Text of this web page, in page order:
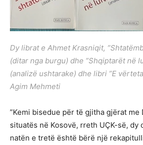
Dy librat e Ahmet Krasniqit,
(ditar nga burgu) dhe ”Shqiptarët në
(analizë ushtarake) dhe libri ”E
Agim Mehmeti
”Kemi bisedue për të gjitha gjërat me
situatës në Kosovë, rreth UÇK-së, dy
natën e tretë është bërë një